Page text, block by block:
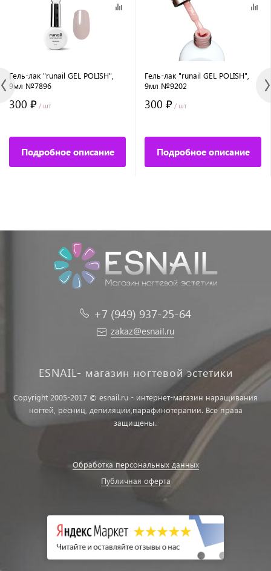
Гель-лак "runail GEL POLISH",
9мл №7896
300 ₽ / шт
Подробное описание
Гель-лак "runail GEL POLISH",
9мл №9202
300 ₽ / шт
Подробное описание
+7 (949) 937-25-64
zakaz@esnail.ru
ESNAIL- магазин ногтевой эстетики
Copyright 2005-2017 © esnail.ru - интернет-магазин наращивания
ногтей, ресниц, депиляции,парафинотерапии. Все права
защищены..
Обработка персональных данных
Публичная оферта